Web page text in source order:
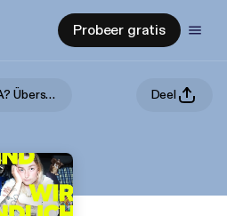
Probeer gratis
SIND WIR ENDLICH DA? Übers (Nicht-)Erwachsensein Deel